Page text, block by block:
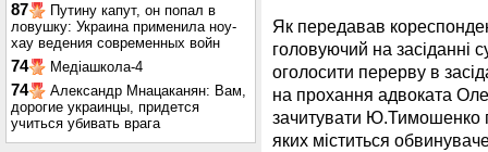
87
Путину капут, он попал в
ловушку: Украина применила ноу-
хау ведения современных войн
74 Медіашкола-4
74
Александр Мнацаканян: Вам,
дорогие украинцы, придется
учиться убивать врага
Як передавав
головуючий на засіданні
оголосити перерву в
на прохання адвоката
зачитувати Ю.Тимошенко
яких міститься